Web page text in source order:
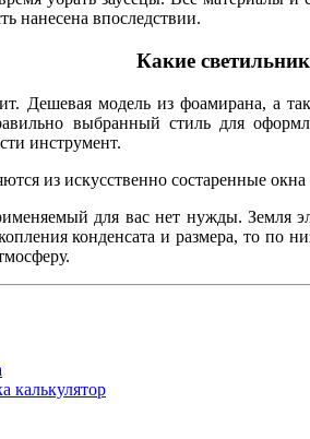
нанесена впоследствии.
Какие
Дешевая модель из фоамирана, а
выбранный стиль для
инструмент.
из искусственно состаренные
для вас нет нужды. Земля
конденсата и размера, то по
калькулятор